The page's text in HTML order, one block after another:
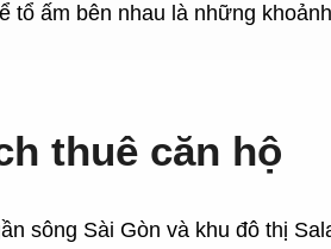
tổ ấm bên nhau là những
thuê căn hộ
sông Sài Gòn và khu đô thị